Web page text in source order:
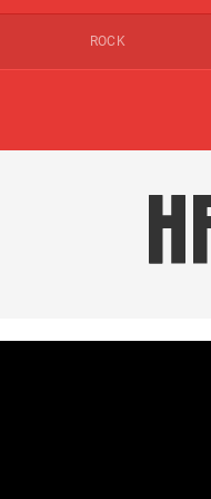
ROCK